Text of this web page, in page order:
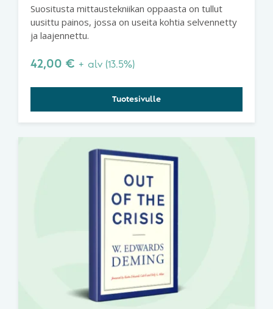
Suositusta mittaustekniikan oppaasta on tullut
uusittu painos, jossa on useita kohtia selvennetty
ja laajennettu.
42,00 € + alv (13.5%)
Tuotesivulle